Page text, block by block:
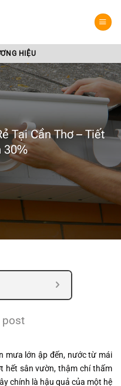
HIỆU
Tại Cần Thơ – Tiết
30%
post
mưa lớn ập đến, nước từ mái
hết sân vườn, thậm chí thấm
chính là hậu quả của một hệ